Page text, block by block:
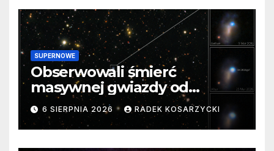
SUPERNOWE
Obserwowali śmierć
masywnej gwiazdy od
samego początku. Niezwykle
cenne dane
6 SIERPNIA 2026 RADEK KOSARZYCKI